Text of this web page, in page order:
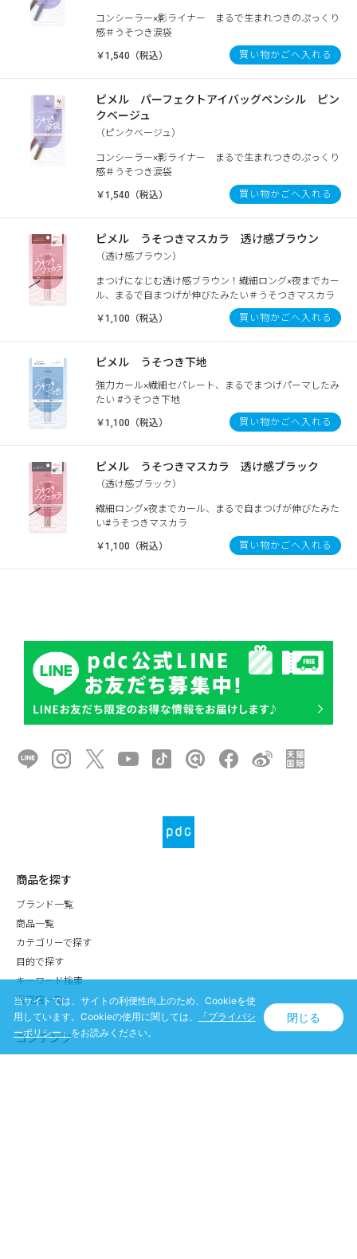
コンシーラー×影ライナー まるで生まれつきのぷっくり
感＃うそつき涙袋
￥1,540（税込） 買い物かごへ入れる
ピメル パーフェクトアイバッグペンシル ピン
クベージュ
（ピンクベージュ）
コンシーラー×影ライナー まるで生まれつきのぷっくり
感＃うそつき涙袋
￥1,540（税込） 買い物かごへ入れる
ピメル うそつきマスカラ 透け感ブラウン
（透け感ブラウン）
まつげになじむ透け感ブラウン！繊細ロング×夜までカー
ル、まるで自まつげが伸びたみたい＃うそつきマスカラ
￥1,100（税込） 買い物かごへ入れる
ピメル うそつき下地
強力カール×繊細セパレート、まるでまつげパーマしたみ
たい #うそつき下地
￥1,100（税込） 買い物かごへ入れる
ピメル うそつきマスカラ 透け感ブラック
（透け感ブラック）
繊細ロング×夜までカール、まるで自まつげが伸びたみた
い#うそつきマスカラ
￥1,100（税込） 買い物かごへ入れる
商品を探す
ブランド一覧
商品一覧
カテゴリーで探す
目的で探す
キーワード検索
販売店一覧
コンテンツ
当サイトでは、サイトの利便性向上のため、Cookieを使
用しています。Cookieの使用に関しては、
「プライバシ
ーポリシー」をお読みください。
閉じる